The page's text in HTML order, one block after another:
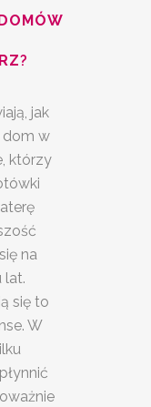
?
jak
dom w
którzy
na
lat.
się to
W